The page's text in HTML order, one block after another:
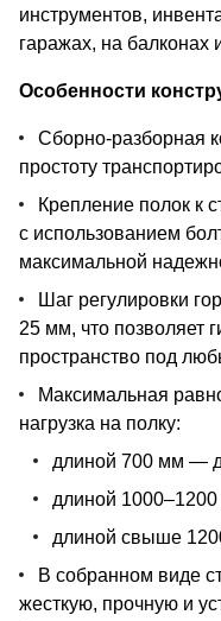
инструментов,
гаражах, на балконах
Особенности
Сборно-разборная
простоту
Крепление полок к
с использованием
максимальной
Шаг регулировки
25 мм, что позволяет
пространство под
Максимальная
нагрузка на полку:
длиной 700 мм —
длиной
длиной свыше
В собранном виде
жесткую, прочную и